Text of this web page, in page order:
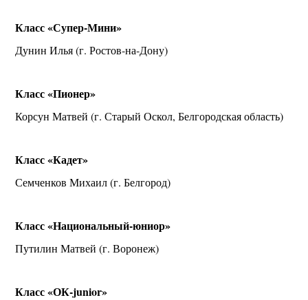
Класс «Супер-Мини»
Дунин Илья (г. Ростов-на-Дону)
Класс «Пионер»
Корсун Матвей (г. Старый Оскол, Белгородская область)
Класс «Кадет»
Семченков Михаил (г. Белгород)
Класс «Национальный-юниор»
Путилин Матвей (г. Воронеж)
Класс «ОК-junior»